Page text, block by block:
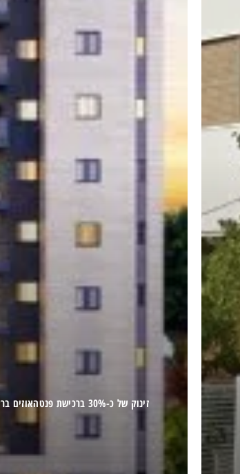
זינוק של כ-30% ברכישת פנטהאוזים בראשון למרות תקופת הקורונה